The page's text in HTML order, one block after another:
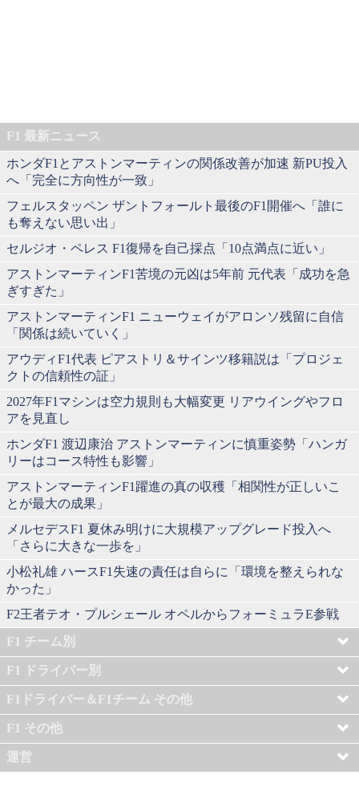
F1 最新ニュース
ホンダF1とアストンマーティンの関係改善が加速 新PU投入
へ「完全に方向性が一致」
フェルスタッペン ザントフォールト最後のF1開催へ「誰に
も奪えない思い出」
セルジオ・ペレス F1復帰を自己採点「10点満点に近い」
アストンマーティンF1苦境の元凶は5年前 元代表「成功を急
ぎすぎた」
アストンマーティンF1 ニューウェイがアロンソ残留に自信
「関係は続いていく」
アウディF1代表 ピアストリ＆サインツ移籍説は「プロジェ
クトの信頼性の証」
2027年F1マシンは空力規則も大幅変更 リアウイングやフロ
アを見直し
ホンダF1 渡辺康治 アストンマーティンに慎重姿勢「ハンガ
リーはコース特性も影響」
アストンマーティンF1躍進の真の収穫「相関性が正しいこ
とが最大の成果」
メルセデスF1 夏休み明けに大規模アップグレード投入へ
「さらに大きな一歩を」
小松礼雄 ハースF1失速の責任は自らに「環境を整えられな
かった」
F2王者テオ・プルシェール オペルからフォーミュラE参戦
F1 チーム別
F1 ドライバー別
F1ドライバー＆F1チーム その他
F1 その他
運営